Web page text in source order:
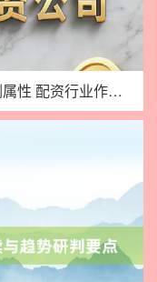
#### 行业背景：杠杆工具的双刃剑属性 配资行业作为金融市